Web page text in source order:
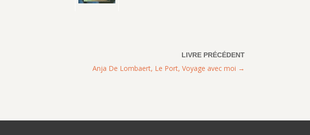
Anja De Lombaert, Le Port, Voyage avec moi